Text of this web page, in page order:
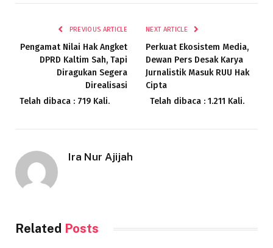
PREVIOUS ARTICLE
Pengamat Nilai Hak Angket
DPRD Kaltim Sah, Tapi
Diragukan Segera
Direalisasi
Telah dibaca : 719 Kali.
NEXT ARTICLE
Perkuat Ekosistem Media,
Dewan Pers Desak Karya
Jurnalistik Masuk RUU Hak
Cipta
Telah dibaca : 1.211 Kali.
Ira Nur Ajijah
Related Posts